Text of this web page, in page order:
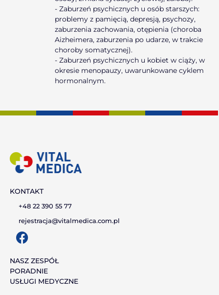
- Zaburzeń psychicznych u osób starszych:
problemy z pamięcią, depresją, psychozy,
zaburzenia zachowania, otępienia (choroba
Aizheimera, zaburzenia po udarze, w trakcie
choroby somatycznej).
- Zaburzeń psychicznych u kobiet w ciąży, w
okresie menopauzy, uwarunkowane cyklem
hormonalnym.
KONTAKT
+48 22 390 55 77
rejestracja@vitalmedica.com.pl
F
c
e
b
NASZ ZESPÓŁ
PORADNIE
USŁUGI MEDYCZNE